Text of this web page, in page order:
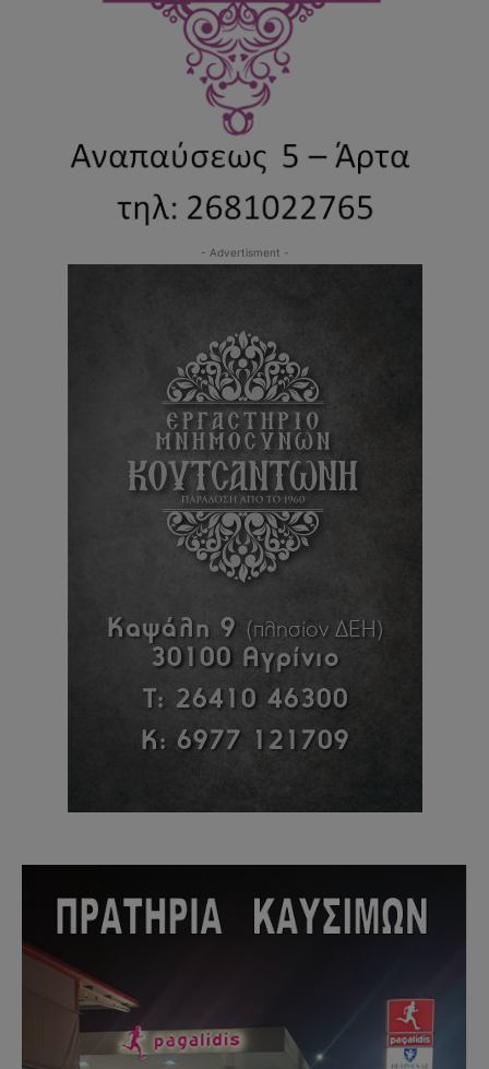
- Advertisment -